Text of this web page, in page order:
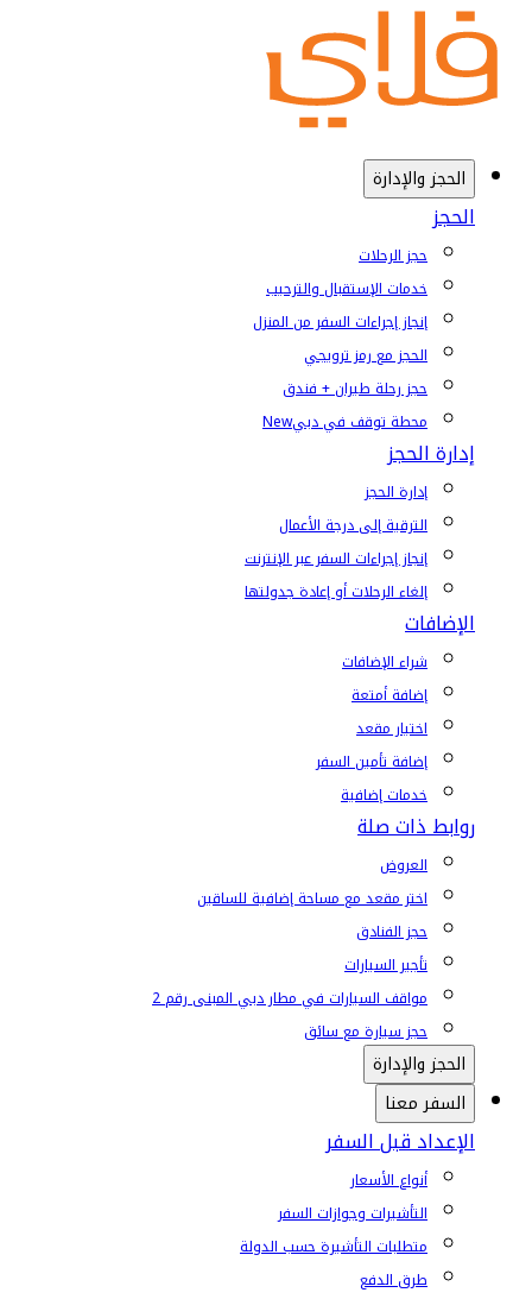
الحجز والإدارة
الحجز
حجز الرحلات
خدمات الإستقبال والترحيب
إنجاز إجراءات السفر من المنزل
الحجز مع رمز ترويجي
حجز رحلة طيران + فندق
محطة توقف في دبيNew
إدارة الحجز
إدارة الحجز
الترقية إلى درجة الأعمال
إنجاز إجراءات السفر عبر الإنترنت
إلغاء الرحلات أو إعادة جدولتها
الإضافات
شراء الإضافات
إضافة أمتعة
اختيار مقعد
إضافة تأمين السفر
خدمات إضافية
روابط ذات صلة
العروض
اختر مقعد مع مساحة إضافية للساقين
حجز الفنادق
تأجير السيارات
مواقف السيارات في مطار دبي المبنى رقم 2
حجز سيارة مع سائق
الحجز والإدارة
السفر معنا
الإعداد قبل السفر
أنواع الأسعار
التأشيرات وجوازات السفر
متطلبات التأشيرة حسب الدولة
طرق الدفع